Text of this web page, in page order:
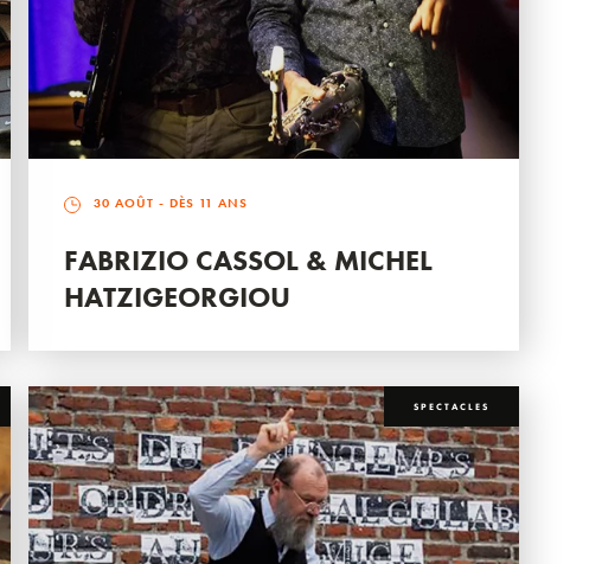
30 AOÛT - DÈS 11 ANS
FABRIZIO CASSOL & MICHEL
HATZIGEORGIOU
SPECTACLES